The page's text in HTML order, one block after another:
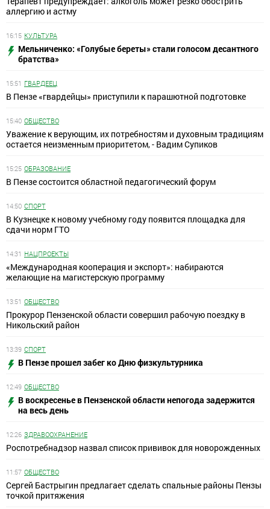
аллергию и астму
16:15 КУЛЬТУРА
Мельниченко: «Голубые береты» стали голосом десантного
братства»
15:51 ГВАРДЕЕЦ
В Пензе «гвардейцы» приступили к парашютной подготовке
15:40 ОБЩЕСТВО
Уважение к верующим, их потребностям и духовным традициям
остается неизменным приоритетом, - Вадим Супиков
15:25 ОБРАЗОВАНИЕ
В Пензе состоится областной педагогический форум
14:50 СПОРТ
В Кузнецке к новому учебному году появится площадка для
сдачи норм ГТО
14:31 НАЦПРОЕКТЫ
«Международная кооперация и экспорт»: набираются
желающие на магистерскую программу
13:51 ОБЩЕСТВО
Прокурор Пензенской области совершил рабочую поездку в
Никольский район
13:39 СПОРТ
В Пензе прошел забег ко Дню физкультурника
12:49 ОБЩЕСТВО
В воскресенье в Пензенской области непогода задержится
на весь день
12:26 ЗДРАВООХРАНЕНИЕ
Роспотребнадзор назвал список прививок для новорожденных
11:57 ОБЩЕСТВО
Сергей Бастрыгин предлагает сделать спальные районы Пензы
точкой притяжения